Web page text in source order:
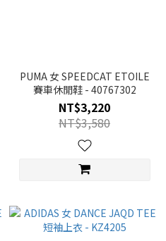
PUMA 女 SPEEDCAT ETOILE
賽車休閒鞋 - 40767302
NT$3,220
NT$3,580